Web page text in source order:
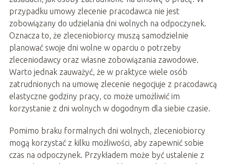
przypadku umowy zlecenie pracodawca nie jest
zobowiązany do udzielania dni wolnych na odpoczynek.
Oznacza to, że zleceniobiorcy muszą samodzielnie
planować swoje dni wolne w oparciu o potrzeby
zleceniodawcy oraz własne zobowiązania zawodowe.
Warto jednak zauważyć, że w praktyce wiele osób
zatrudnionych na umowę zlecenie negocjuje z pracodawcą
elastyczne godziny pracy, co może umożliwić im
korzystanie z dni wolnych w dogodnym dla siebie czasie.
Pomimo braku formalnych dni wolnych, zleceniobiorcy
mogą korzystać z kilku możliwości, aby zapewnić sobie
czas na odpoczynek. Przykładem może być ustalenie z